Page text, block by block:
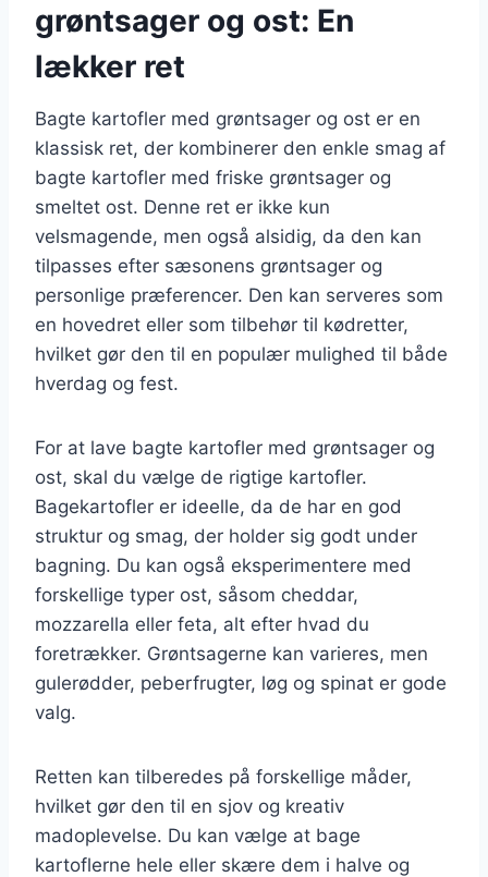
grøntsager og ost: En
lækker ret
Bagte kartofler med grøntsager og ost er en
klassisk ret, der kombinerer den enkle smag af
bagte kartofler med friske grøntsager og
smeltet ost. Denne ret er ikke kun
velsmagende, men også alsidig, da den kan
tilpasses efter sæsonens grøntsager og
personlige præferencer. Den kan serveres som
en hovedret eller som tilbehør til kødretter,
hvilket gør den til en populær mulighed til både
hverdag og fest.
For at lave bagte kartofler med grøntsager og
ost, skal du vælge de rigtige kartofler.
Bagekartofler er ideelle, da de har en god
struktur og smag, der holder sig godt under
bagning. Du kan også eksperimentere med
forskellige typer ost, såsom cheddar,
mozzarella eller feta, alt efter hvad du
foretrækker. Grøntsagerne kan varieres, men
gulerødder, peberfrugter, løg og spinat er gode
valg.
Retten kan tilberedes på forskellige måder,
hvilket gør den til en sjov og kreativ
madoplevelse. Du kan vælge at bage
kartoflerne hele eller skære dem i halve og